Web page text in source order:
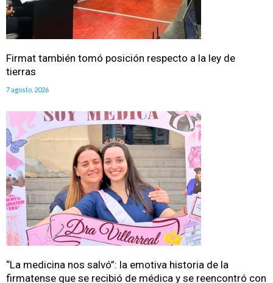
Firmat también tomó posición respecto a la ley de
tierras
7 agosto, 2026
“La medicina nos salvó”: la emotiva historia de la
firmatense que se recibió de médica y se reencontró con